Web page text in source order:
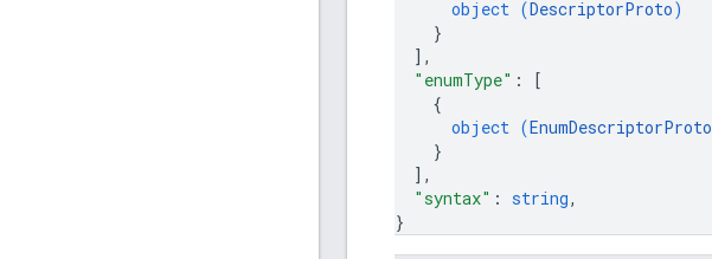
object (DescriptorProto)
}
] ,
"enumType" :
[
{
object (EnumDescriptorProto
}
] ,
"syntax" : string,
}